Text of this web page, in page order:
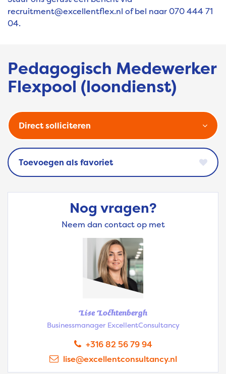
recruitment@excellentflex.nl of bel naar 070 444 71
04.
Pedagogisch Medewerker
Flexpool (loondienst)
Direct solliciteren
favoriet
Nog vragen?
Neem dan contact op met
Lise Lochtenbergh
Businessmanager ExcellentConsultancy
+316 82 56 79 94
lise@excellentconsultancy.nl